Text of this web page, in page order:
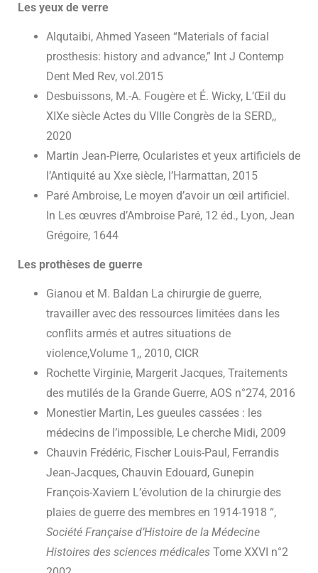
Les yeux de verre
Alqutaibi, Ahmed Yaseen “Materials of facial
prosthesis: history and advance,” Int J Contemp
Dent Med Rev, vol.2015
Desbuissons, M.-A. Fougère et É. Wicky, L’Œil du
XIXe siècle Actes du VIIIe Congrès de la SERD,,
2020
Martin Jean-Pierre, Ocularistes et yeux artificiels de
l’Antiquité au Xxe siècle, l’Harmattan, 2015
Paré Ambroise, Le moyen d’avoir un œil artificiel.
In Les œuvres d’Ambroise Paré, 12 éd., Lyon, Jean
Grégoire, 1644
Les prothèses de guerre
Gianou et M. Baldan La chirurgie de guerre,
travailler avec des ressources limitées dans les
conflits armés et autres situations de
violence,Volume 1,, 2010, CICR
Rochette Virginie, Margerit Jacques, Traitements
des mutilés de la Grande Guerre, AOS n°274, 2016
Monestier Martin, Les gueules cassées : les
médecins de l’impossible, Le cherche Midi, 2009
Chauvin Frédéric, Fischer Louis-Paul, Ferrandis
Jean-Jacques, Chauvin Edouard, Gunepin
François-Xaviern L’évolution de la chirurgie des
plaies de guerre des membres en 1914-1918 “,
Société Française d’Histoire de la Médecine
Histoires des sciences médicales Tome XXVI n°2